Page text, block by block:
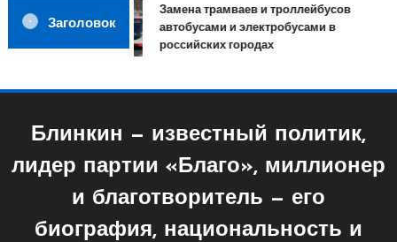
Заголовок
Замена трамваев и троллейбусов
автобусами и электробусами в
российских городах
Блинкин — известный политик,
лидер партии «Благо», миллионер
и благотворитель — его
биография, национальность и